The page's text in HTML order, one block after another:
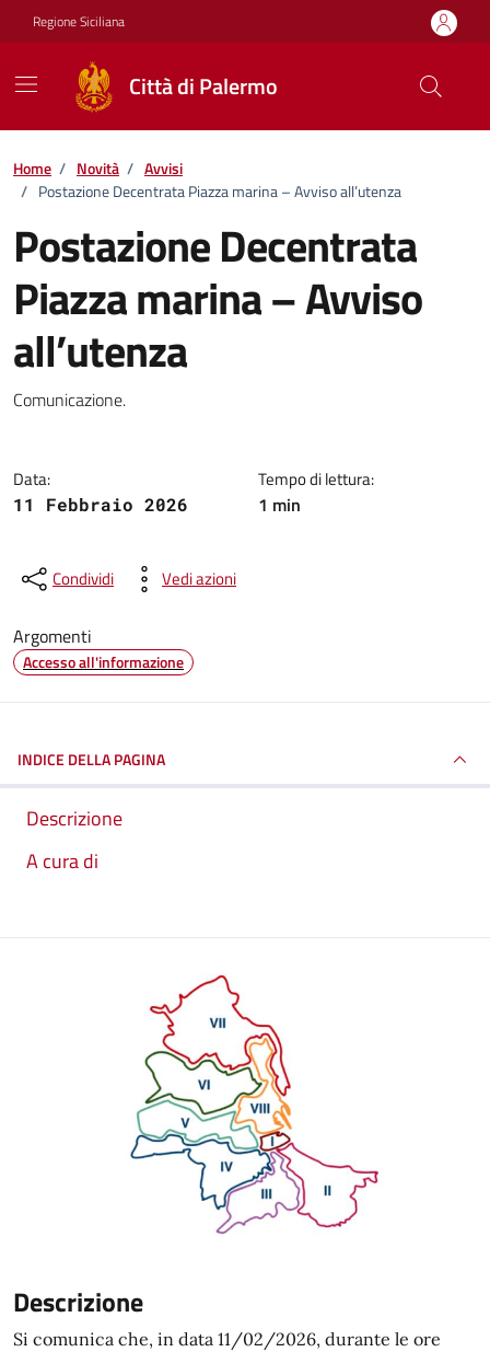
Vai ai contenuti
Vai al footer
Regione Siciliana
Città di Palermo
Home / Novità / Avvisi
/ Postazione Decentrata Piazza marina – Avviso all’utenza
Postazione Decentrata
Piazza marina – Avviso
all’utenza
Dettagli della notizia
Comunicazione.
Data:
11 Febbraio 2026
Tempo di lettura:
1 min
Condividi Vedi azioni
Argomenti
Accesso all'informazione
INDICE DELLA PAGINA
Descrizione
A cura di
Descrizione
Si comunica che, in data 11/02/2026, durante le ore